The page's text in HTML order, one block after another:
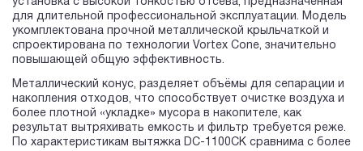
установка с высокой тонкостью отсева, предназначенная
для длительной профессиональной эксплуатации. Модель
укомплектована прочной металлической крыльчаткой и
спроектирована по технологии Vortex Cone, значительно
повышающей общую эффективность.
Металлический конус, разделяет объёмы для сепарации и
накопления отходов, что способствует очистке воздуха и
более плотной «укладке» мусора в накопителе, как
результат вытряхивать емкость и фильтр требуется реже.
По характеристикам вытяжка DC-1100CK сравнима с более